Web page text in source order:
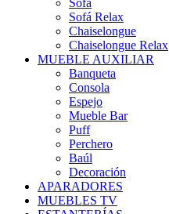
Sofá Relax
Chaiselongue
Chaiselongue Relax
MUEBLE AUXILIAR
Banqueta
Consola
Espejo
Mueble Bar
Puff
Perchero
Baúl
Decoración
APARADORES
MUEBLES TV